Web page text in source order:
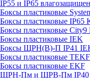
IP55 и IP65
Боксы пластиковые
Боксы пластиковые IP65
Боксы пластиковые City9
Боксы пластиковые IEK
Боксы ЩРН(В)-П IP41
Боксы пластиковые
Боксы пластиковые EKF
ЩРН-Пм и ЩРВ-Пм IP40